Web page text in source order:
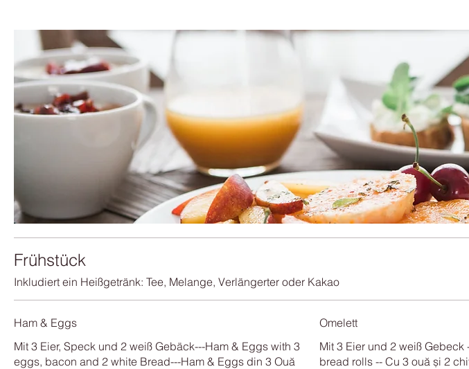
Frühstück
Inkludiert ein Heißgetränk: Tee, Melange, Verlängerter oder Kakao
Ham & Eggs
Mit 3 Eier, Speck und 2 weiß Gebäck---Ham & Eggs with 3
eggs, bacon and 2 white Bread---Ham & Eggs din 3 Ouă
Omelett
Mit 3 Eier und 2 weiß
bread rolls -- Cu 3 ouă și 2